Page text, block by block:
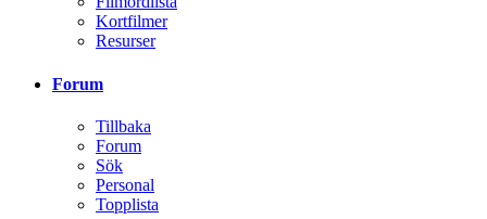
Kortfilmer
Resurser
Forum
Tillbaka
Forum
Sök
Personal
Topplista